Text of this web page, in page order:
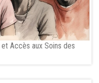
Accès aux Soins des